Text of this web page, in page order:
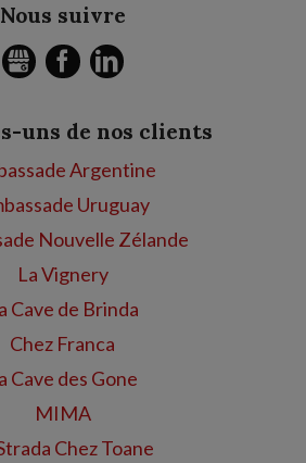
Nous suivre
GMB FACEBOOK
uns de nos clients
Argentine
Uruguay
Nouvelle Zélande
La Vignery
Cave de Brinda
Chez Franca
Cave des Gone
MIMA
Chez Toane